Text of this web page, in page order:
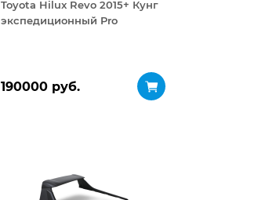
Toyota Hilux Revo 2015+ Кунг
экспедиционный Pro
190000 руб.